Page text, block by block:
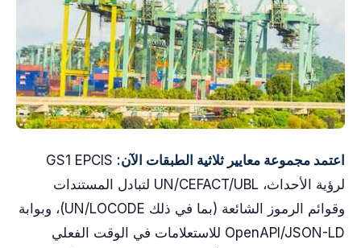
اعتمد مجموعة معايير ثلاثية الطبقات الآن: GS1 EPCIS
لرؤية الأحداث، UN/CEFACT/UBL لتبادل المستندات
وقوائم الرموز الشائعة (بما في ذلك UN/LOCODE)، وبوابة
OpenAPI/JSON-LD للاستعلامات في الوقت الفعلي